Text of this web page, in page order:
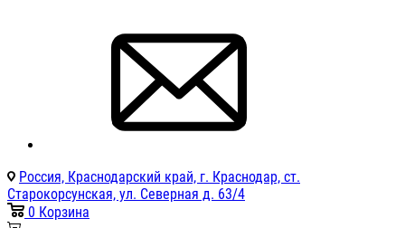
Россия, Краснодарский край, г. Краснодар, ст.
Старокорсунская, ул. Северная д. 63/4
0 Корзина